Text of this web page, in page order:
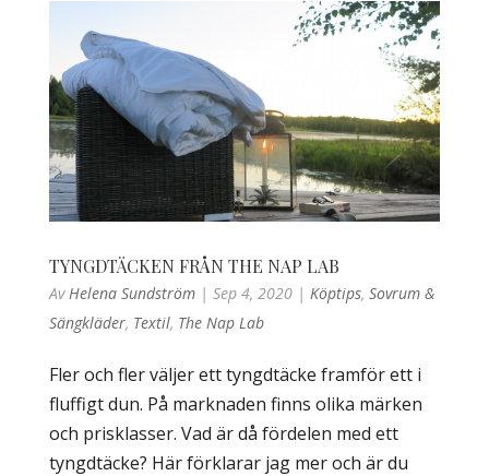
TYNGDTÄCKEN FRÅN THE NAP LAB
AvHelena Sundström| Sep 4, 2020| Köptips, Sovrum &
Sängkläder, Textil, The Nap Lab
Fler och fler väljer ett tyngdtäcke framför ett i
fluffigt dun. På marknaden finns olika märken
och prisklasser. Vad är då fördelen med ett
tyngdtäcke? Här förklarar jag mer och är du